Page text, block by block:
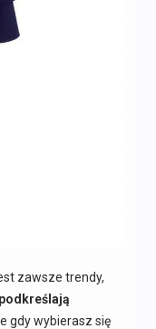
zawsze trendy,
gdy wybierasz się